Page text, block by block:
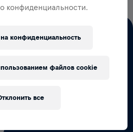
конфиденциальности.
конфиденциальность
все
файлов cookie